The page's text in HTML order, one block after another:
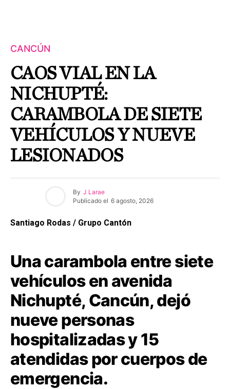
CANCÚN
CAOS VIAL EN LA
NICHUPTÉ:
CARAMBOLA DE SIETE
VEHÍCULOS Y NUEVE
LESIONADOS
By J Larae
Publicado el 6 agosto, 2026
Santiago Rodas / Grupo Cantón
Una carambola entre siete
vehículos en avenida
Nichupté, Cancún, dejó
nueve personas
hospitalizadas y 15
atendidas por cuerpos de
emergencia.